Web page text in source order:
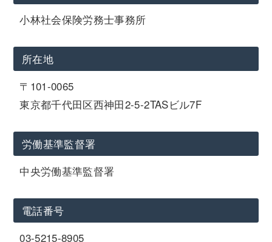
小林社会保険労務士事務所
所在地
〒101-0065
東京都千代田区西神田2-5-2TASビル7F
労働基準監督署
中央労働基準監督署
電話番号
03-5215-8905